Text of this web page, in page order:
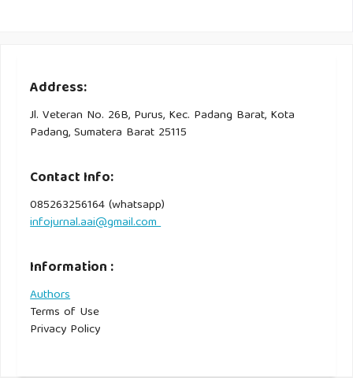
Address:
Jl. Veteran No. 26B, Purus, Kec. Padang Barat, Kota
Padang, Sumatera Barat 25115
Contact Info:
085263256164 (whatsapp)
infojurnal.aai@gmail.com
Information :
Authors
Terms of Use
Privacy Policy